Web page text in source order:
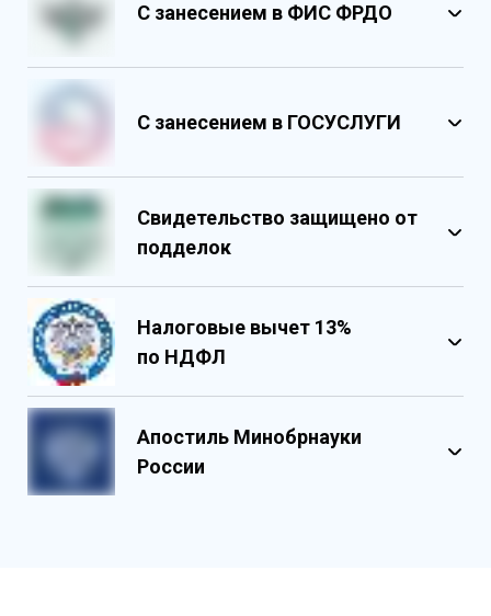
С занесением в ФИС ФРДО
С занесением в ГОСУСЛУГИ
Свидетельство защищено от
подделок
защиты
Государственными реестровыми
Налоговые вычет 13%
по НДФЛ
Апостиль Минобрнауки
России